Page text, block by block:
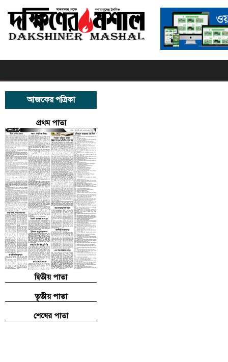
আজকের পত্রিকা
প্রথম পাতা
দ্বিতীয় পাতা
তৃতীয় পাতা
শেষের পাতা